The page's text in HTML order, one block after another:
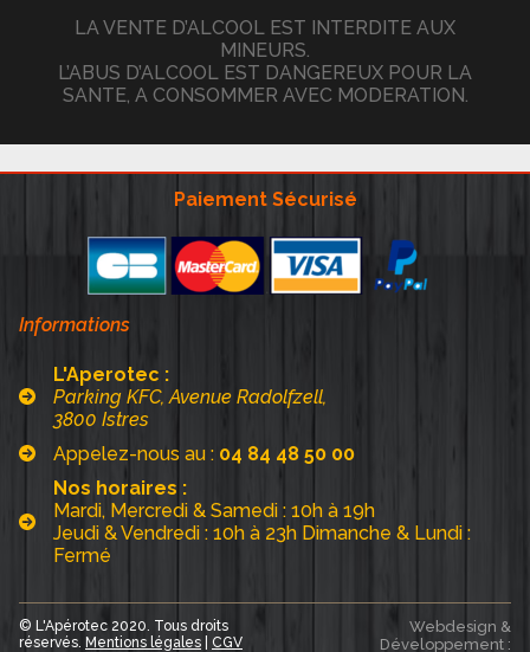
LA VENTE D’ALCOOL EST INTERDITE AUX
MINEURS.
L’ABUS D’ALCOOL EST DANGEREUX POUR LA
SANTE, A CONSOMMER AVEC MODERATION.
Paiement Sécurisé
Informations
L'Aperotec :
Parking KFC, Avenue Radolfzell,
3800 Istres
Appelez-nous au : 04 84 48 50 00
Nos horaires :
Mardi, Mercredi & Samedi : 10h à 19h
Jeudi & Vendredi : 10h à 23h Dimanche & Lundi :
Fermé
© L'Apérotec 2020. Tous droits
réservés. Mentions légales
CGV
Webdesign &
Développement :